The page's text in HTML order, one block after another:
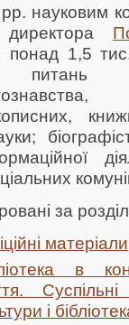
науковим
директора
понад 1,5
за
матеріали
в
Суспільні
і